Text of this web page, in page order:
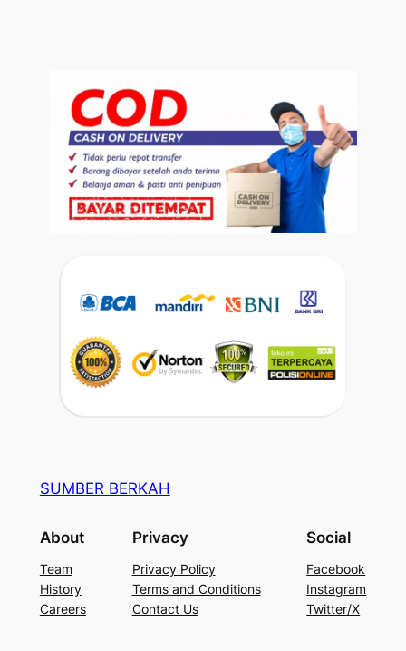
SUMBER BERKAH
About
Team
History
Careers
Privacy
Privacy Policy
Terms and Conditions
Contact Us
Social
Facebook
Instagram
Twitter/X